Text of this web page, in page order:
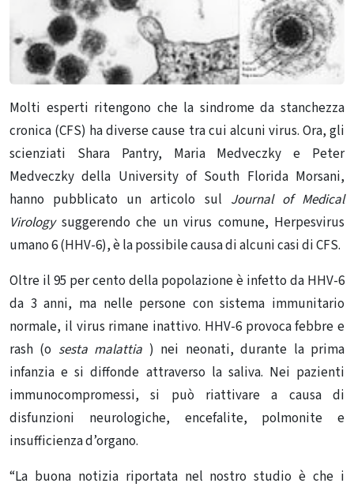
Molti esperti ritengono che la sindrome da stanchezza
cronica (CFS) ha diverse cause tra cui alcuni virus. Ora, gli
scienziati Shara Pantry, Maria Medveczky e Peter
Medveczky della University of South Florida Morsani,
hanno pubblicato un articolo sul Journal of Medical
Virologysuggerendo che un virus comune, Herpesvirus
umano 6 (HHV-6), è la possibile causa di alcuni casi di CFS.
Oltre il 95 per cento della popolazione è infetto da HHV-6
da 3 anni, ma nelle persone con sistema immunitario
normale, il virus rimane inattivo. HHV-6 provoca febbre e
rash (o sesta malattia ) nei neonati, durante la prima
infanzia e si diffonde attraverso la saliva. Nei pazienti
immunocompromessi, si può riattivare a causa di
disfunzioni neurologiche, encefalite, polmonite e
insufficienza d’organo.
“La buona notizia riportata nel nostro studio è che i